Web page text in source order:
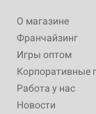
О магазине
Франчайзинг
Игры оптом
Корпоративные
Работа у нас
Новости